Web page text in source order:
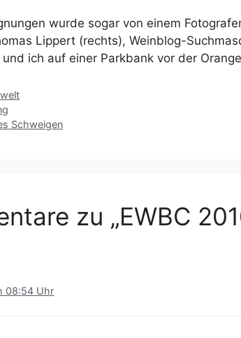
wurde sogar von einem
Lippert (rechts), Weinblog-
ich auf einer Parkbank vor der
Schweigen
zu „EWBC
08:54 Uhr